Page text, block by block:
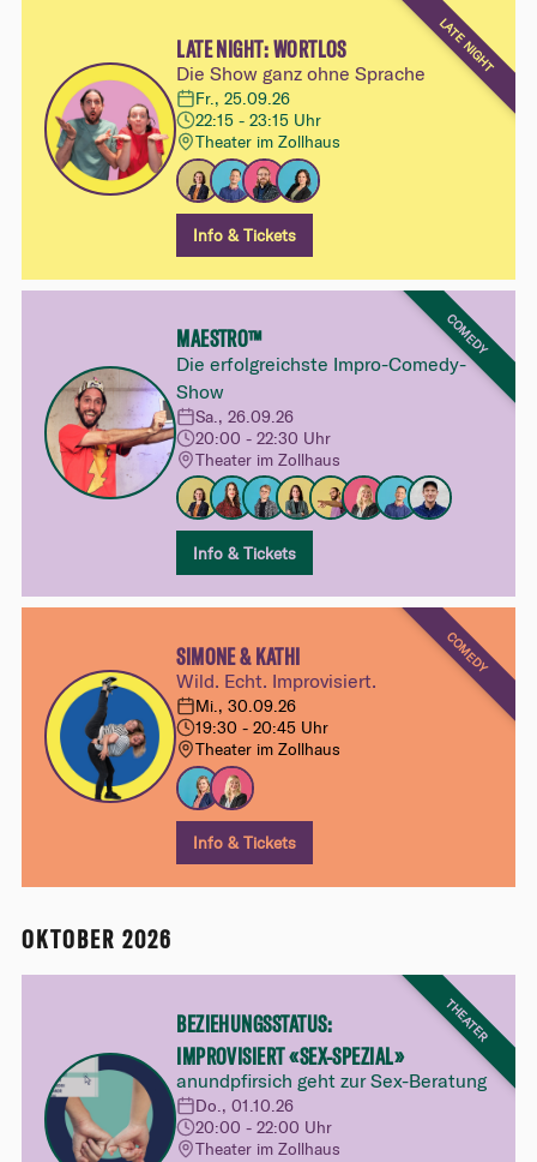
LATE NIGHT
LATE NIGHT: WORTLOS
Die Show ganz ohne Sprache
Fr., 25.09.26
22:15 - 23:15 Uhr
Theater im Zollhaus
Info & Tickets
COMEDY
MAESTRO™
Die erfolgreichste Impro-Comedy-
Show
Sa., 26.09.26
20:00 - 22:30 Uhr
Theater im Zollhaus
Info & Tickets
COMEDY
SIMONE & KATHI
Wild. Echt. Improvisiert.
Mi., 30.09.26
19:30 - 20:45 Uhr
Theater im Zollhaus
Info & Tickets
OKTOBER 2026
THEATER
BEZIEHUNGSSTATUS:
IMPROVISIERT «SEX-SPEZIAL»
anundpfirsich geht zur Sex-Beratung
Do., 01.10.26
20:00 - 22:00 Uhr
Theater im Zollhaus